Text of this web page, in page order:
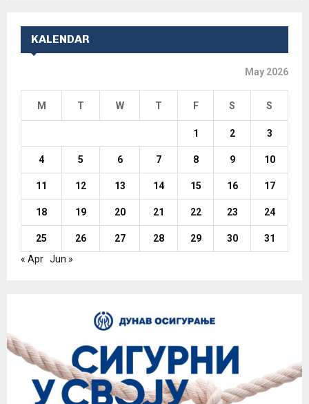
KALENDAR
May 2026
M T W T F S S
1 2 3
4 5 6 7 8 9 10
11 12 13 14 15 16 17
18 19 20 21 22 23 24
25 26 27 28 29 30
31
« Apr Jun »